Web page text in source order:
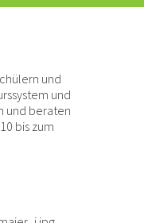
und
und
und beraten
bis zum